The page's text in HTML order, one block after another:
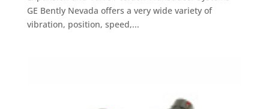
GE Bently Nevada offers a very wide variety of
vibration, position, speed,...